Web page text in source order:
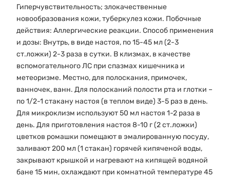
Гиперчувствительность; злокачественные
новообразования кожи, туберкулез кожи. Побочные
действия: Аллергические реакции. Способ применения
и дозы: Внутрь, в виде настоя, по 15-45 мл (2-3
ст.ложки) 2-3 раза в сутки. В клизмах, в качестве
вспомогательного ЛС при спазмах кишечника и
метеоризме. Местно, для полоскания, примочек,
ванночек, ванн. Для полосканий полости рта и глотки –
по 1/2-1 стакану настоя (в теплом виде) 3-5 раз в день.
Для микроклизм используют 50 мл настоя 1-2 раза в
день. Для приготовления настоя 8-10 г (2 ст.ложки)
цветков ромашки помещают в эмалированную посуду,
заливают 200 мл (1 стакан) горячей кипяченой воды,
закрывают крышкой и нагревают на кипящей водяной
бане 15 мин, охлаждают при комнатной температуре 45